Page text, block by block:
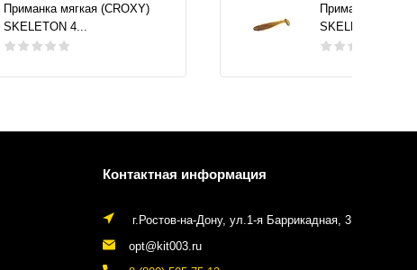
Приманка мягкая (CROXY)
SKELETON 4...
Приманка мягкая
SKELETON 4...
Контактная информация
г.Ростов-на-Дону, ул.1-я Баррикадная, 3
opt@kit003.ru